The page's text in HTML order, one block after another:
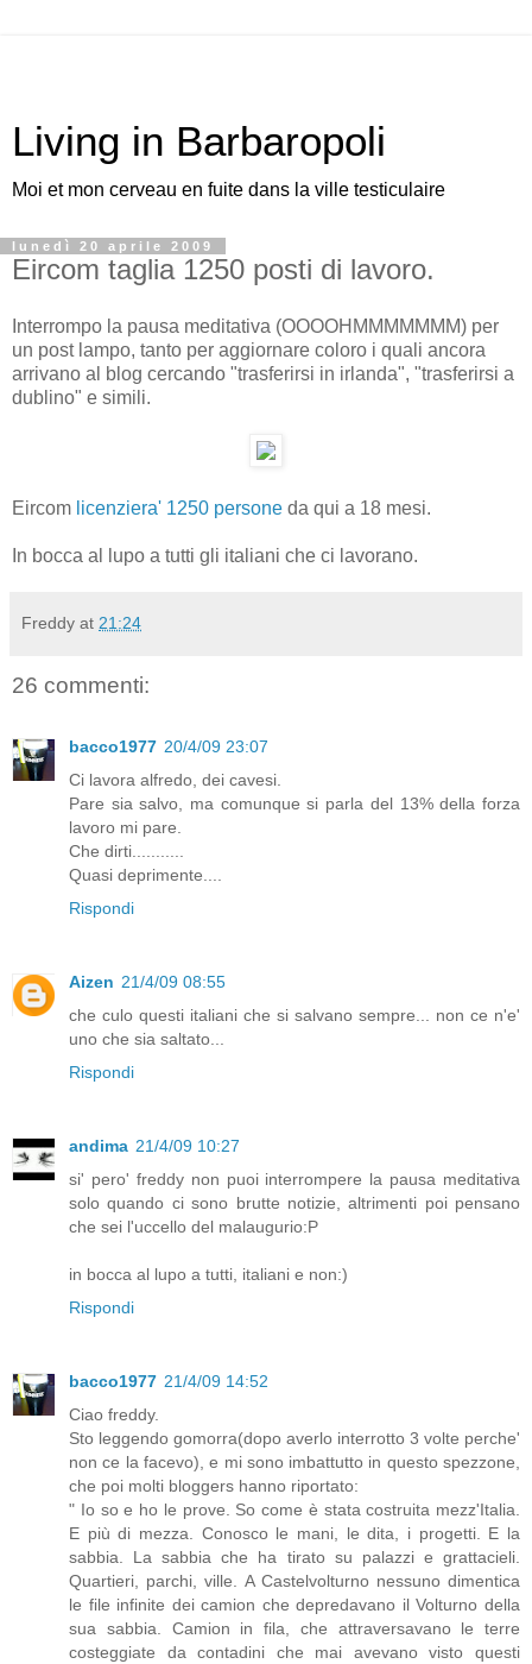
Living in Barbaropoli
Moi et mon cerveau en fuite dans la ville testiculaire
lunedì 20 aprile 2009
Eircom taglia 1250 posti di lavoro.
Interrompo la pausa meditativa (OOOOHMMMMMMM) per
un post lampo, tanto per aggiornare coloro i quali ancora
arrivano al blog cercando "trasferirsi in irlanda", "trasferirsi a
dublino" e simili.
Eircom licenziera' 1250 persone da qui a 18 mesi.
In bocca al lupo a tutti gli italiani che ci lavorano.
Freddy at 21:24
26 commenti:
bacco1977 20/4/09 23:07
Ci lavora alfredo, dei cavesi.
Pare sia salvo, ma comunque si parla del 13% della forza
lavoro mi pare.
Che dirti...........
Quasi deprimente....
Rispondi
Aizen 21/4/09 08:55
che culo questi italiani che si salvano sempre... non ce n'e'
uno che sia saltato...
Rispondi
andima 21/4/09 10:27
si' pero' freddy non puoi interrompere la pausa meditativa
solo quando ci sono brutte notizie, altrimenti poi pensano
che sei l'uccello del malaugurio:P
in bocca al lupo a tutti, italiani e non:)
Rispondi
bacco1977 21/4/09 14:52
Ciao freddy.
Sto leggendo gomorra(dopo averlo interrotto 3 volte perche'
non ce la facevo), e mi sono imbattutto in questo spezzone,
che poi molti bloggers hanno riportato:
" Io so e ho le prove. So come è stata costruita mezz'Italia.
E più di mezza. Conosco le mani, le dita, i progetti. E la
sabbia. La sabbia che ha tirato su palazzi e grattacieli.
Quartieri, parchi, ville. A Castelvolturno nessuno dimentica
le file infinite dei camion che depredavano il Volturno della
sua sabbia. Camion in fila, che attraversavano le terre
costeggiate da contadini che mai avevano visto questi